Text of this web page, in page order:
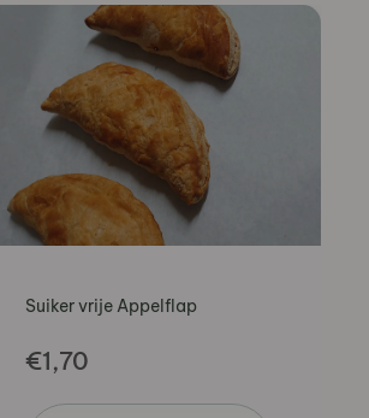
Suiker vrije Appelflap
€1,70